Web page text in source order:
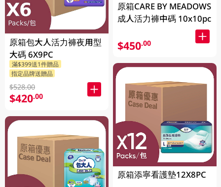
原箱包大人活力褲夜用型
大碼 6X9PC
滿$399送1件贈品
指定品牌送贈品
$528.00
$420.00
原箱CARE BY MEADOWS
成人活力褲中碼 10x10pc
$450.00
原箱添寧看護墊12X8PC